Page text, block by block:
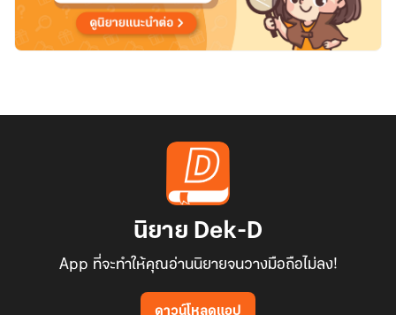
นิยาย Dek-D
App ที่จะทำให้คุณอ่านนิยายจนวางมือถือไม่ลง!
ดาวน์โหลดแอป